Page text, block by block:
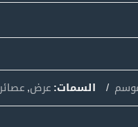
السمات:عرض,عصائر